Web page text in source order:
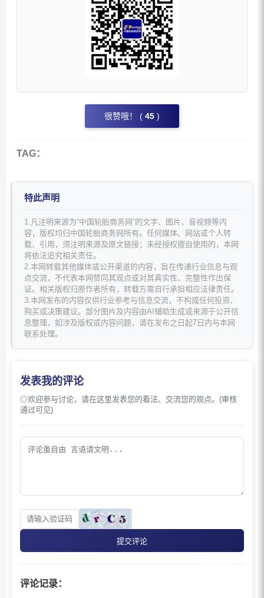
很赞哦！ ( 45 )
TAG：
特此声明
1.凡注明来源为“中国轮胎商务网”的文字、图片、音视频等内
容，版权均归中国轮胎商务网所有。任何媒体、网站或个人转
载、引用，须注明来源及原文链接；未经授权擅自使用的，本网
将依法追究相关责任。
2.本网转载其他媒体或公开渠道的内容，旨在传递行业信息与观
点交流，不代表本网赞同其观点或对其真实性、完整性作出保
证。相关版权归原作者所有，转载方需自行承担相应法律责任。
3.本网发布的内容仅供行业参考与信息交流，不构成任何投资、
购买或决策建议。部分图片及内容由AI辅助生成或来源于公开信
息整理，如涉及版权或内容问题，请在发布之日起7日内与本网
联系处理。
发表我的评论
◎欢迎参与讨论，请在这里发表您的看法、交流您的观点。(审核
通过可见)
提交评论
评论记录：